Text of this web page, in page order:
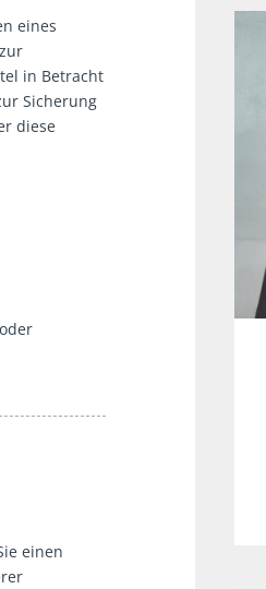
eines
in Betracht
Sicherung
diese
einen